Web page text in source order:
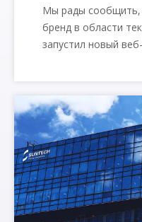
Мы рады сообщить,
бренд в области
запустил новый
круглосуточно в
нескольких
веб-сайт, чтобы вы
максимально
опытом.